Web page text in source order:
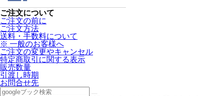
ご注文について
ご注文の前に
ご注文方法
送料・手数料について
※ 一般のお客様へ
ご注文の変更やキャンセル
特定商取引に関する表示
販売数量
引渡し時期
お問合せ先